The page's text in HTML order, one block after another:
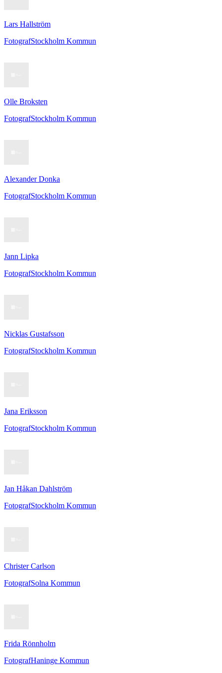
Lars Hallström
FotografStockholm Kommun
Olle Broksten
FotografStockholm Kommun
Alexander Donka
FotografStockholm Kommun
Jann Lipka
FotografStockholm Kommun
Nicklas Gustafsson
FotografStockholm Kommun
Jana Eriksson
FotografStockholm Kommun
Jan Håkan Dahlström
FotografStockholm Kommun
Christer Carlson
FotografSolna Kommun
Frida Rönnholm
FotografHaninge Kommun